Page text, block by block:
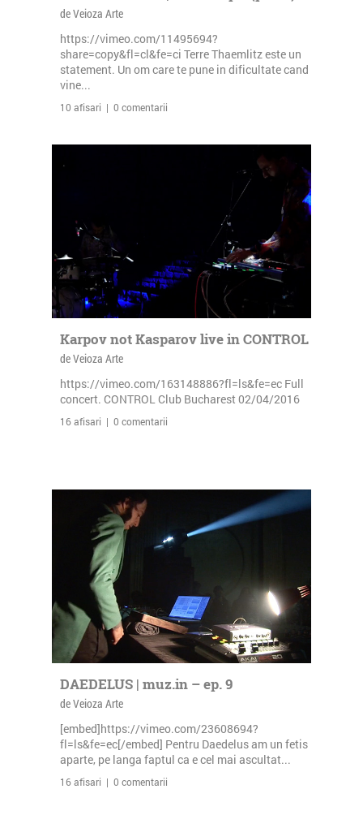
de Veioza Arte
https://vimeo.com/11495694?
share=copy&fl=cl&fe=ci Terre Thaemlitz este un
statement. Un om care te pune in dificultate cand
vine...
10 afisari | 0 comentarii
Karpov not Kasparov live in CONTROL
de Veioza Arte
https://vimeo.com/163148886?fl=ls&fe=ec Full
concert. CONTROL Club Bucharest 02/04/2016
16 afisari | 0 comentarii
DAEDELUS | muz.in – ep. 9
de Veioza Arte
[embed]https://vimeo.com/23608694?
fl=ls&fe=ec[/embed] Pentru Daedelus am un fetis
aparte, pe langa faptul ca e cel mai ascultat...
16 afisari | 0 comentarii